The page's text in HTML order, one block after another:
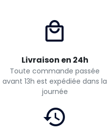
Livraison en 24h
Toute commande passée
avant 13h est expédiée dans la
journée